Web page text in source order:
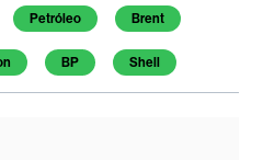
Petróleo Brent
BP Shell